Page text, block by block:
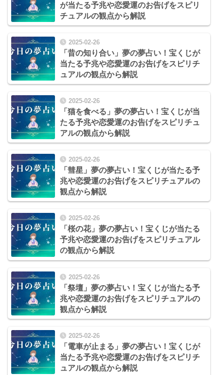
が当たる予兆や恋愛運のお告げをスピリ
チュアルの観点から解説
2025-02-26
「昔の知り合い」夢の夢占い！宝くじが
当たる予兆や恋愛運のお告げをスピリチ
ュアルの観点から解説
2025-02-26
「猫を食べる」夢の夢占い！宝くじが当
たる予兆や恋愛運のお告げをスピリチュ
アルの観点から解説
2025-02-26
「彗星」夢の夢占い！宝くじが当たる予
兆や恋愛運のお告げをスピリチュアルの
観点から解説
2025-02-26
「桜の花」夢の夢占い！宝くじが当たる
予兆や恋愛運のお告げをスピリチュアル
の観点から解説
2025-02-26
「祭壇」夢の夢占い！宝くじが当たる予
兆や恋愛運のお告げをスピリチュアルの
観点から解説
2025-02-26
「電車が止まる」夢の夢占い！宝くじが
当たる予兆や恋愛運のお告げをスピリチ
ュアルの観点から解説